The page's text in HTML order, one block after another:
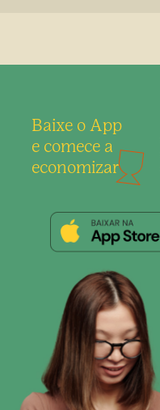
Baixe o App
e comece a
economizar